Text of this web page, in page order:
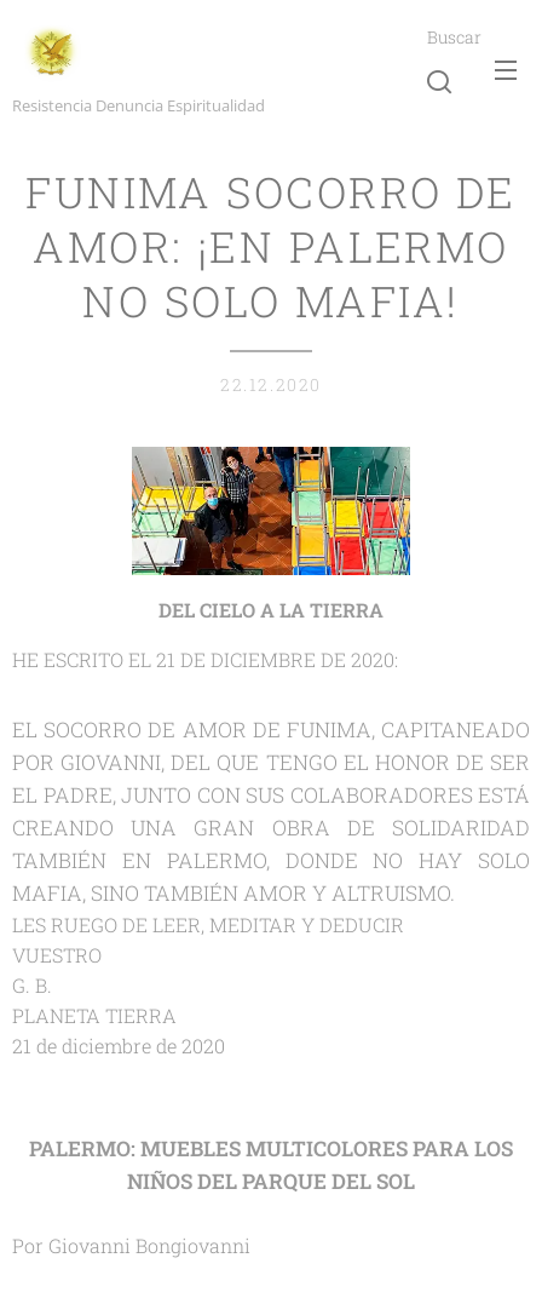
Resistencia Denuncia Espiritualidad
Buscar
FUNIMA SOCORRO DE
AMOR: ¡EN PALERMO
NO SOLO MAFIA!
22.12.2020
DEL CIELO A LA TIERRA
HE ESCRITO EL 21 DE DICIEMBRE DE 2020:
EL SOCORRO DE AMOR DE FUNIMA, CAPITANEADO
POR GIOVANNI, DEL QUE TENGO EL HONOR DE SER
EL PADRE, JUNTO CON SUS COLABORADORES ESTÁ
CREANDO UNA GRAN OBRA DE SOLIDARIDAD
TAMBIÉN EN PALERMO, DONDE NO HAY SOLO
MAFIA, SINO TAMBIÉN AMOR Y ALTRUISMO.
LES RUEGO DE LEER, MEDITAR Y DEDUCIR
VUESTRO
G. B.
PLANETA TIERRA
21 de diciembre de 2020
PALERMO: MUEBLES MULTICOLORES PARA LOS
NIÑOS DEL PARQUE DEL SOL
Por Giovanni Bongiovanni